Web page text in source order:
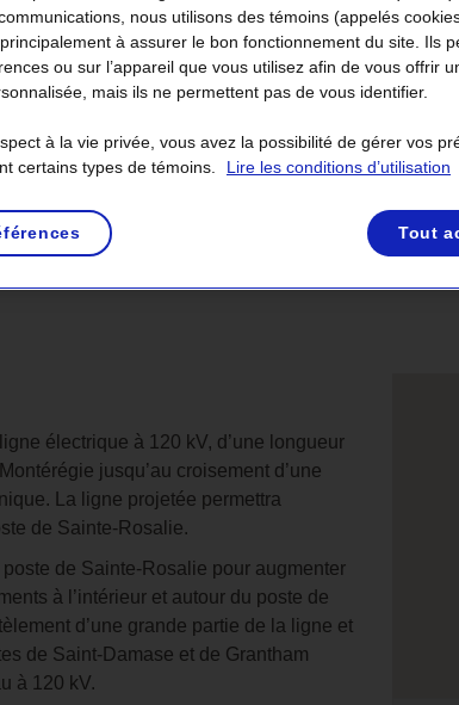
Échangez avec nous Documentation
électrique à 120 kV, d’une longueur
jusqu’au croisement d’une
La ligne projetée permettra
de Sainte‑Rosalie.
de Sainte-Rosalie pour augmenter
à l’intérieur et autour du poste de
d’une grande partie de la ligne et
de Saint-Damase et de Grantham
à 120 kV.
nous utilisons des témoins (appelés
à assurer le bon fonctionnement du site. Ils
ou sur l’appareil que vous utilisez afin de vous offrir
mais ils ne permettent pas de vous identifier.
à la vie privée, vous avez la possibilité de gérer vos
certains types de témoins.
Lire les conditions d’utilisation
Tout